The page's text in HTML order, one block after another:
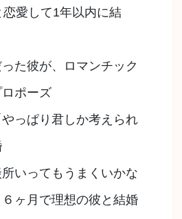
愛して1年以内に結
った彼が、ロマンチック
ポーズ
やっぱり君しか考えられ
所いってもうまくいかな
ヶ月で理想の彼と結婚